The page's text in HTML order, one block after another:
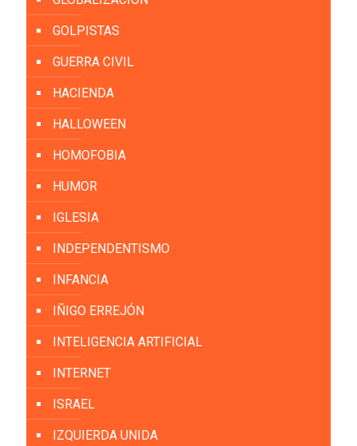
GOLPISTAS
GUERRA CIVIL
HACIENDA
HALLOWEEN
HOMOFOBIA
HUMOR
IGLESIA
INDEPENDENTISMO
INFANCIA
IÑIGO ERREJÓN
INTELIGENCIA ARTIFICIAL
INTERNET
ISRAEL
IZQUIERDA UNIDA